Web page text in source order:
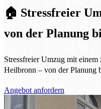
🏠 Stressfreier
von der Planung
Stressfreier Umzug mit
Heilbronn – von der Planung
Angebot anfordern